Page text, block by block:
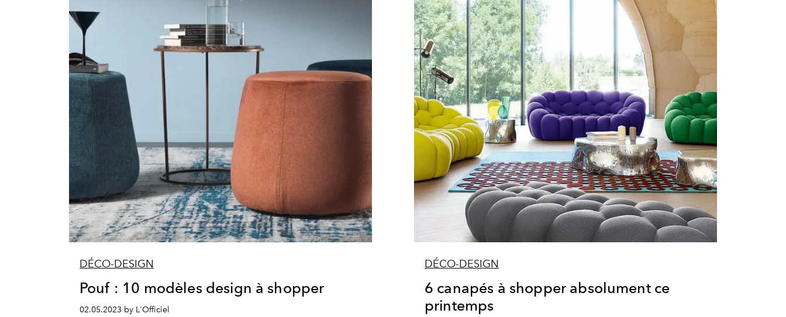
DÉCO-DESIGN
Pouf : 10 modèles design à shopper
02.05.2023 by L'Officiel
DÉCO-DESIGN
6 canapés à shopper absolument ce
printemps